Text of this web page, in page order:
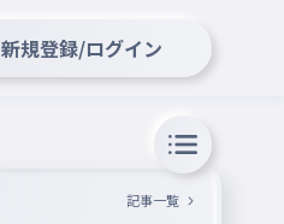
新規登録/ログイン
記事一覧